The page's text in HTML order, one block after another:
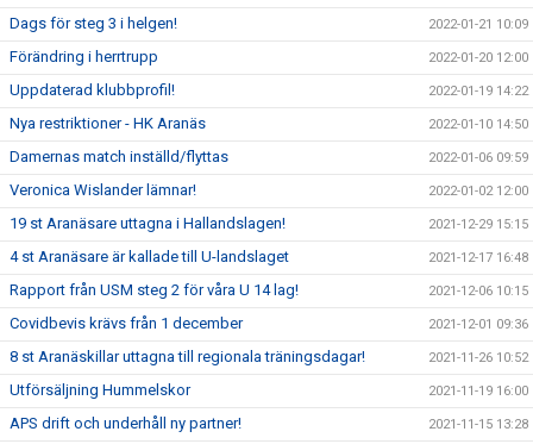
Dags för steg 3 i helgen! 2022-01-21 10:09
Förändring i herrtrupp 2022-01-20 12:00
Uppdaterad klubbprofil! 2022-01-19 14:22
Nya restriktioner - HK Aranäs 2022-01-10 14:50
Damernas match inställd/flyttas 2022-01-06 09:59
Veronica Wislander lämnar! 2022-01-02 12:00
19 st Aranäsare uttagna i Hallandslagen! 2021-12-29 15:15
4 st Aranäsare är kallade till U-landslaget 2021-12-17 16:48
Rapport från USM steg 2 för våra U 14 lag! 2021-12-06 10:15
Covidbevis krävs från 1 december 2021-12-01 09:36
8 st Aranäskillar uttagna till regionala träningsdagar! 2021-11-26 10:52
Utförsäljning Hummelskor 2021-11-19 16:00
APS drift och underhåll ny partner! 2021-11-15 13:28